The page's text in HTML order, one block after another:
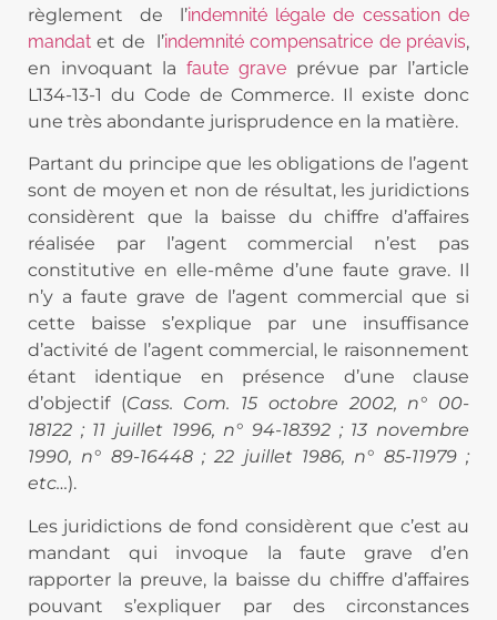
règlement
de l’indemnité légale de cessation de
mandat et de l’indemnité compensatrice de préavis,
en invoquant lafaute graveprévue par l’article
L134-13-1 du Code de Commerce. Il existe donc
une très abondante jurisprudence en la matière.
Partant du principe que les obligations de l’agent
sont de moyen et non de résultat, les juridictions
considèrent que la baisse du chiffre d’affaires
réalisée par l’agent commercial n’est pas
constitutive en elle-même d’une faute grave. Il
n’y a faute grave de l’agent commercial que si
cette baisse s’explique par une insuffisance
d’activité de l’agent commercial, le raisonnement
étant identique en présence d’une clause
d’objectif (Cass. Com. 15 octobre 2002, n° 00-
18122 ; 11 juillet 1996, n° 94-18392 ; 13 novembre
1990, n° 89-16448 ; 22 juillet 1986, n° 85-11979 ;
etc…).
Les juridictions de fond considèrent que c’est au
mandant qui invoque la faute grave d’en
rapporter la preuve, la baisse du chiffre d’affaires
pouvant s’expliquer par des circonstances